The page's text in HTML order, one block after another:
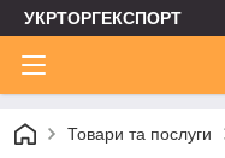
УКРТОРГЕКСПОРТ
Товари та послуги